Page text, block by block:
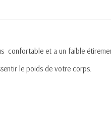
confortable et a un faible
le poids de votre corps.